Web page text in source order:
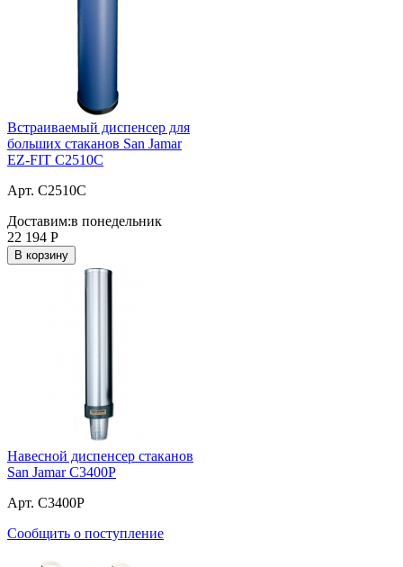
Встраиваемый диспенсер для
больших стаканов San Jamar
EZ-FIT C2510C
Арт. C2510C
Доставим:в понедельник
22 194 Р
В корзину
Навесной диспенсер стаканов
San Jamar C3400P
Арт. C3400P
Сообщить о поступление